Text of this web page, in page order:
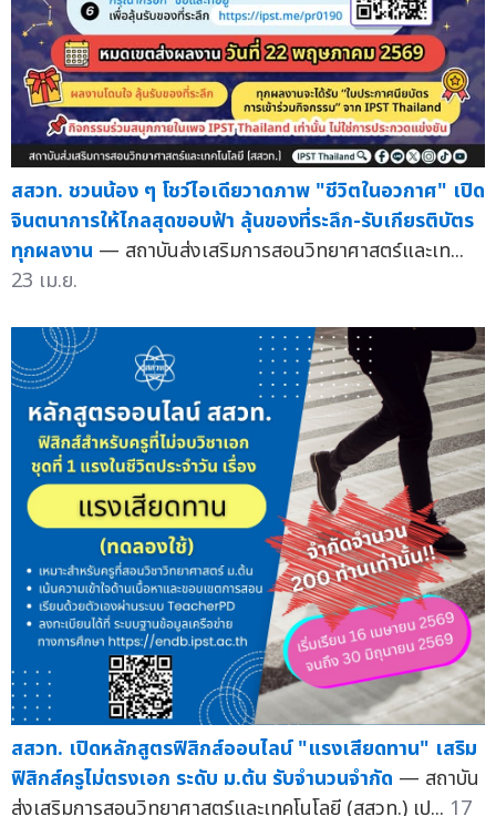
สสวท. ชวนน้อง ๆ โชว์ไอเดียวาดภาพ "ชีวิตในอวกาศ" เปิด
จินตนาการให้ไกลสุดขอบฟ้า ลุ้นของที่ระลึก-รับเกียรติบัตร
ทุกผลงาน — สถาบันส่งเสริมการสอนวิทยาศาสตร์และเท...
23 เม.ย.
สสวท. เปิดหลักสูตรฟิสิกส์ออนไลน์ "แรงเสียดทาน" เสริม
ฟิสิกส์ครูไม่ตรงเอก ระดับ ม.ต้น รับจำนวนจำกัด — สถาบัน
ส่งเสริมการสอนวิทยาศาสตร์และเทคโนโลยี (สสวท.) เป... 17